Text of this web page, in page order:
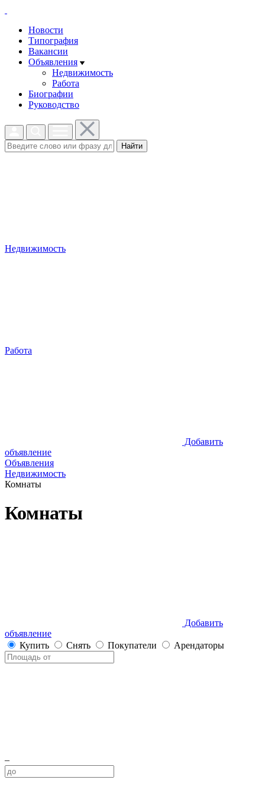
Новости
Типография
Вакансии
Объявления
Недвижимость
Работа
Биографии
Руководство
Найти
Недвижимость
Работа
Добавить
объявление
Объявления
Недвижимость
Комнаты
Комнаты
Добавить
объявление
Купить
Снять Покупатели Арендаторы
–